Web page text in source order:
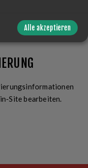
Site bearbeiten.
Alle akzeptieren